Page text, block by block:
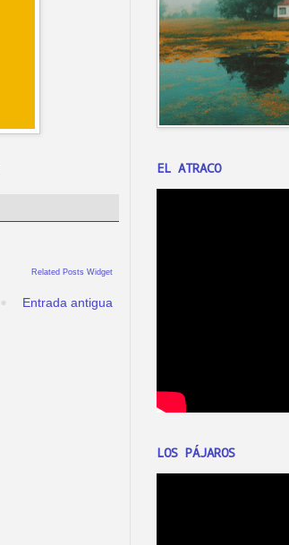
Related Posts Widget
Entrada antigua
EL ATRACO
LOS PÁJAROS